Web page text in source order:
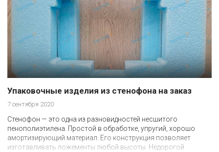
Упаковочные изделия из стенофона на заказ
7 сентября 2020
Стенофон — это одна из разновидностей несшитого
пенополиэтилена. Простой в обработке, упругий, хорошо
амортизирующий материал. Его конструкция позволяет
изготавливать ложементы любой высоты. Недорогой